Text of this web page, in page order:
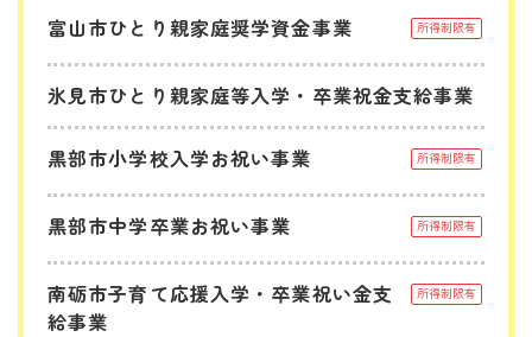
富山市ひとり親家庭奨学資金事業 所得制限有
氷見市ひとり親家庭等入学・卒業祝金支給事業
黒部市小学校入学お祝い事業 所得制限有
黒部市中学卒業お祝い事業 所得制限有
南砺市子育て応援入学・卒業祝い金支
給事業
所得制限有